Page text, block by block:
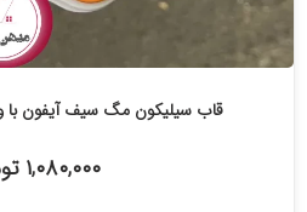
قاب سیلیکون مگ سیف آیفون با ولت
۱,۰۸۰,۰۰۰ تومان